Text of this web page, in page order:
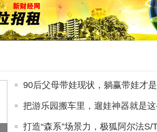
90后父母带娃现状，躺赢带娃才
把游乐园搬车里，遛娃神器就是这
打造“森系”场景力，极狐阿尔法S/